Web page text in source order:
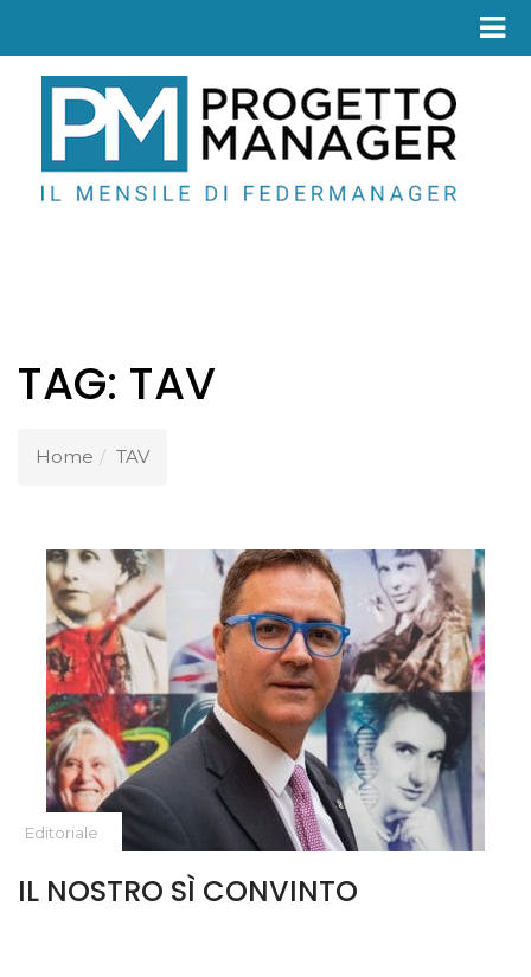
TAG: TAV
Home TAV
Editoriale
IL NOSTRO SÌ CONVINTO